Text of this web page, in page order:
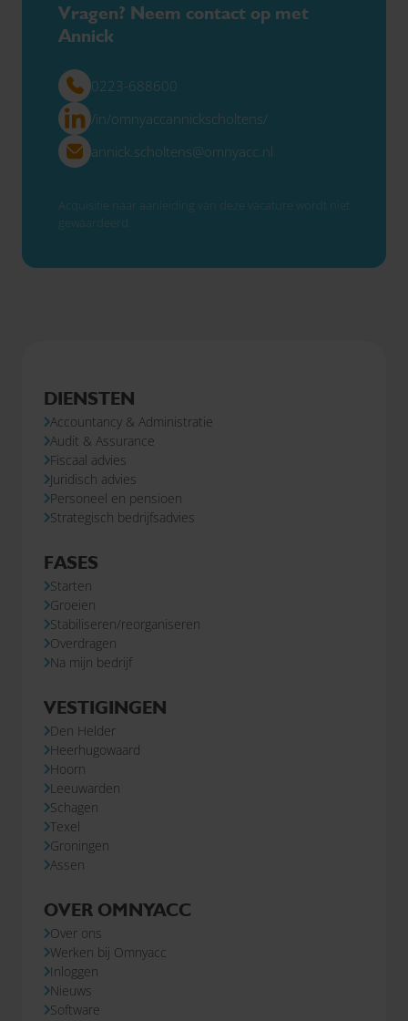
Vragen? Neem contact op met
Annick
0223-688600
/in/omnyaccannickscholtens/
annick.scholtens@omnyacc.nl
Acquisitie naar aanleiding van deze vacature wordt niet
gewaardeerd.
DIENSTEN
Accountancy & Administratie
Audit & Assurance
Fiscaal advies
Juridisch advies
Personeel en pensioen
Strategisch bedrijfsadvies
FASES
Starten
Groeien
Stabiliseren/reorganiseren
Overdragen
Na mijn bedrijf
VESTIGINGEN
Den Helder
Heerhugowaard
Hoorn
Leeuwarden
Schagen
Texel
Groningen
Assen
OVER OMNYACC
Over ons
Werken bij Omnyacc
Inloggen
Nieuws
Software